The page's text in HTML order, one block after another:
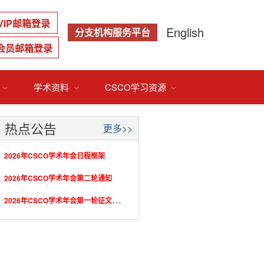
English
分支机构服务平台
邮箱登录
员邮箱登录
 学术资料  CSCO学习资源 
热点公告 更多>>
2026年CSCO学术年会日程框架
2026年CSCO学术年会第二轮通知
2
026年CSCO学术年会第一轮征文通知